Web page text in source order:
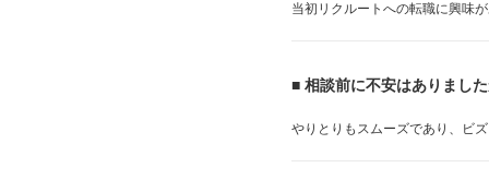
当初リクルートへの転職に興味
■ 相談前に不安はありまし
やりとりもスムーズであり、ビ